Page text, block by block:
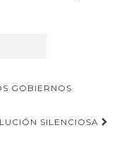
GOBIERNOS
SILENCIOSA